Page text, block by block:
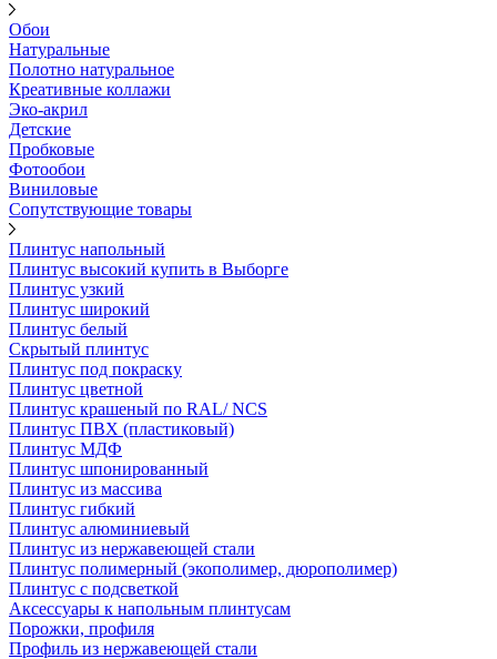
Обои
Натуральные
Полотно натуральное
Креативные коллажи
Эко-акрил
Детские
Пробковые
Фотообои
Виниловые
Сопутствующие товары
Плинтус напольный
Плинтус высокий купить в Выборге
Плинтус узкий
Плинтус широкий
Плинтус белый
Скрытый плинтус
Плинтус под покраску
Плинтус цветной
Плинтус крашеный по RAL/ NCS
Плинтус ПВХ (пластиковый)
Плинтус МДФ
Плинтус шпонированный
Плинтус из массива
Плинтус гибкий
Плинтус алюминиевый
Плинтус из нержавеющей стали
Плинтус полимерный (экополимер, дюрополимер)
Плинтус с подсветкой
Аксессуары к напольным плинтусам
Порожки, профиля
Профиль из нержавеющей стали